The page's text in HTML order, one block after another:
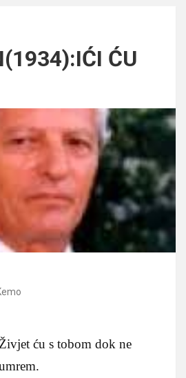
ĆU
Živjet ću s tobom dok ne